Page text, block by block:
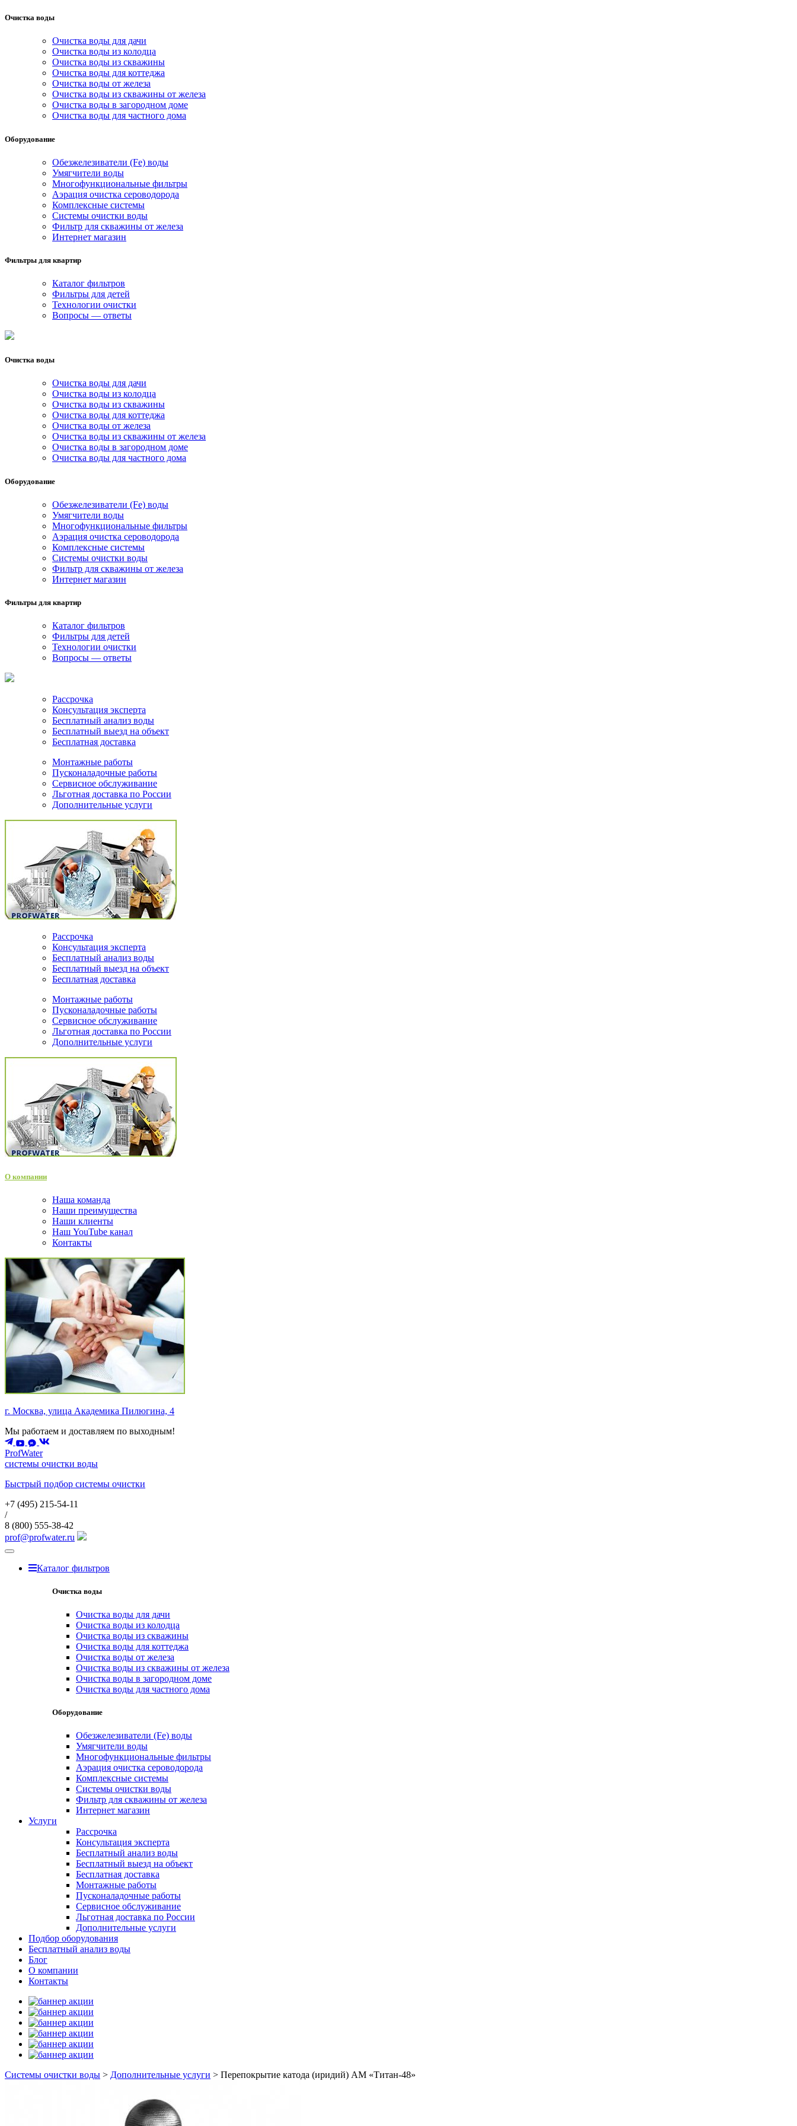
Очистка воды
Очистка воды для дачи
Очистка воды из колодца
Очистка воды из скважины
Очистка воды для коттеджа
Очистка воды от железа
Очистка воды из скважины от железа
Очистка воды в загородном доме
Очистка воды для частного дома
Оборудование
Обезжелезиватели (Fe) воды
Умягчители воды
Многофункциональные фильтры
Аэрация очистка сероводорода
Комплексные системы
Системы очистки воды
Фильтр для скважины от железа
Интернет магазин
Фильтры для квартир
Каталог фильтров
Фильтры для детей
Технологии очистки
Вопросы — ответы
Очистка воды
Очистка воды для дачи
Очистка воды из колодца
Очистка воды из скважины
Очистка воды для коттеджа
Очистка воды от железа
Очистка воды из скважины от железа
Очистка воды в загородном доме
Очистка воды для частного дома
Оборудование
Обезжелезиватели (Fe) воды
Умягчители воды
Многофункциональные фильтры
Аэрация очистка сероводорода
Комплексные системы
Системы очистки воды
Фильтр для скважины от железа
Интернет магазин
Фильтры для квартир
Каталог фильтров
Фильтры для детей
Технологии очистки
Вопросы — ответы
Рассрочка
Консультация эксперта
Бесплатный анализ воды
Бесплатный выезд на объект
Бесплатная доставка
Монтажные работы
Пусконаладочные работы
Сервисное обслуживание
Льготная доставка по России
Дополнительные услуги
Рассрочка
Консультация эксперта
Бесплатный анализ воды
Бесплатный выезд на объект
Бесплатная доставка
Монтажные работы
Пусконаладочные работы
Сервисное обслуживание
Льготная доставка по России
Дополнительные услуги
О компании
Наша команда
Наши преимущества
Наши клиенты
Наш YouTube канал
Контакты
г. Москва, улица Академика Пилюгина, 4
Мы работаем и доставляем по выходным!
ProfWater
системы очистки воды
Быстрый подбор системы очистки
+7 (495) 215-54-11
/
8 (800) 555-38-42
prof@profwater.ru
Меню
Каталог фильтров
Очистка воды
Очистка воды для дачи
Очистка воды из колодца
Очистка воды из скважины
Очистка воды для коттеджа
Очистка воды от железа
Очистка воды из скважины от железа
Очистка воды в загородном доме
Очистка воды для частного дома
Оборудование
Обезжелезиватели (Fe) воды
Умягчители воды
Многофункциональные фильтры
Аэрация очистка сероводорода
Комплексные системы
Системы очистки воды
Фильтр для скважины от железа
Интернет магазин
Услуги
Рассрочка
Консультация эксперта
Бесплатный анализ воды
Бесплатный выезд на объект
Бесплатная доставка
Монтажные работы
Пусконаладочные работы
Сервисное обслуживание
Льготная доставка по России
Дополнительные услуги
Подбор оборудования
Бесплатный анализ воды
Блог
О компании
Контакты
Системы очистки воды > Дополнительные услуги > Перепокрытие катода (иридий) АМ «Титан-48»